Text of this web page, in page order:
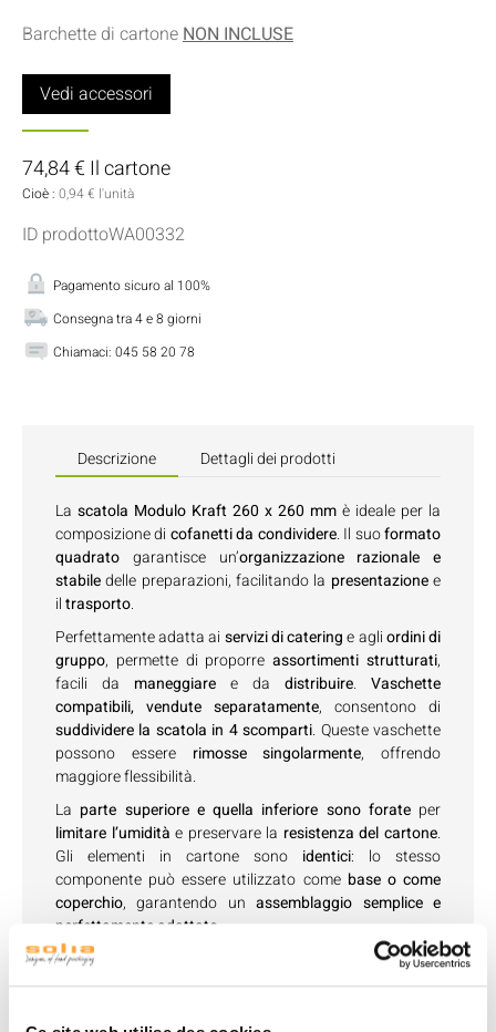
Barchette di cartoneNON INCLUSE
Vedi accessori
74,84 € Il cartone
Cioè : 0,94 € l'unità
ID prodottoWA00332
Pagamento sicuro al 100%
Consegna tra 4 e 8 giorni
Chiamaci: 045 58 20 78
Descrizione Dettagli dei prodotti
La scatola Modulo Kraft 260 x 260 mm è ideale per la
composizione di cofanetti da condividere. Il suoformato
quadrato garantisce un’organizzazione razionale e
stabiledelle preparazioni, facilitando la presentazionee
iltrasporto.
Perfettamente adatta ai servizi di cateringe agliordini di
gruppo, permette di proporreassortimenti strutturati,
facili da maneggiare e da distribuire. Vaschette
compatibili, vendute separatamente, consentono di
suddividere la scatola in 4 scomparti. Queste vaschette
possono essere rimosse singolarmente, offrendo
maggiore flessibilità.
La parte superiore e quella inferiore sono forateper
limitare l’umidità e preservare la resistenza del cartone.
Gli elementi in cartone sono identici: lo stesso
componente può essere utilizzato come base o come
coperchio, garantendo unassemblaggio semplice e
perfettamente adattato
La scatola è
fornita con un fondo cartonato di rinforzo,
che assicura una maggiore stabilità per le preparazioni.